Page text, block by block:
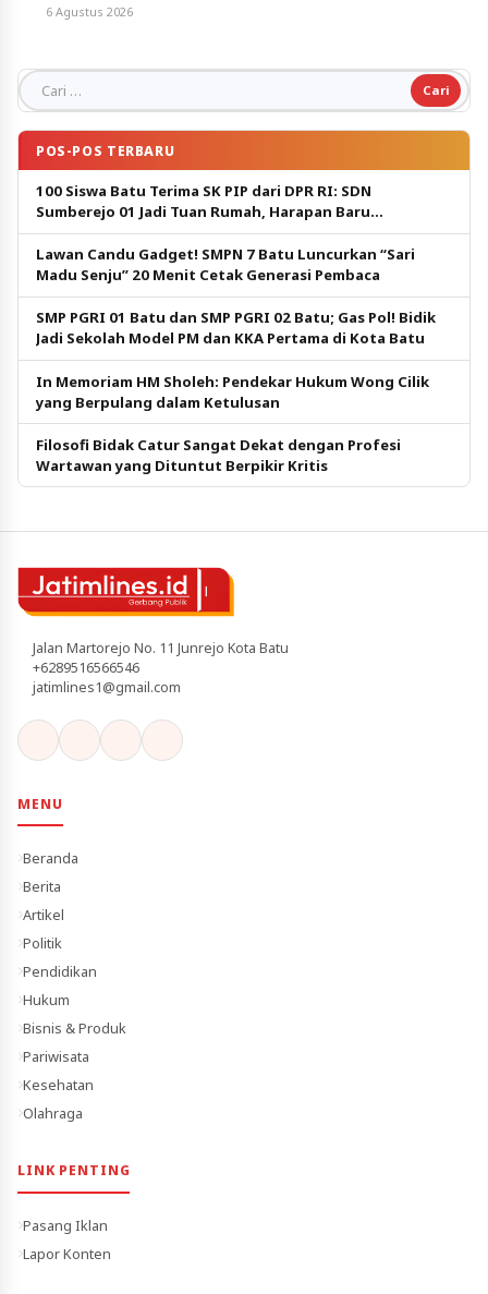
6 Agustus 2026
Cari untuk:
POS-POS TERBARU
100 Siswa Batu Terima SK PIP dari DPR RI: SDN
Sumberejo 01 Jadi Tuan Rumah, Harapan Baru
Pendidikan Gratis
Lawan Candu Gadget! SMPN 7 Batu Luncurkan “Sari
Madu Senju” 20 Menit Cetak Generasi Pembaca
SMP PGRI 01 Batu dan SMP PGRI 02 Batu; Gas Pol! Bidik
Jadi Sekolah Model PM dan KKA Pertama di Kota Batu
In Memoriam HM Sholeh: Pendekar Hukum Wong Cilik
yang Berpulang dalam Ketulusan
Filosofi Bidak Catur Sangat Dekat dengan Profesi
Wartawan yang Dituntut Berpikir Kritis
Jalan Martorejo No. 11 Junrejo Kota Batu
+6289516566546
jatimlines1@gmail.com
MENU
Beranda
Berita
Artikel
Politik
Pendidikan
Hukum
Bisnis & Produk
Pariwisata
Kesehatan
Olahraga
LINK PENTING
Pasang Iklan
Lapor Konten